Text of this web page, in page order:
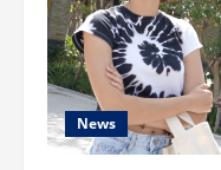
News